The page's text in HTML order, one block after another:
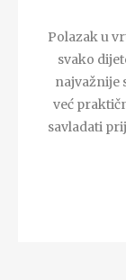
Polazak u
svako
najvažnije
već
savladati